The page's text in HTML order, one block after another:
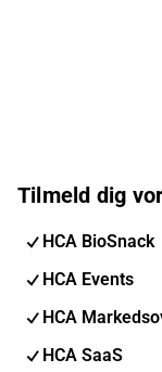
Tilmeld dig
HCA BioSnack
HCA Events
HCA
HCA SaaS